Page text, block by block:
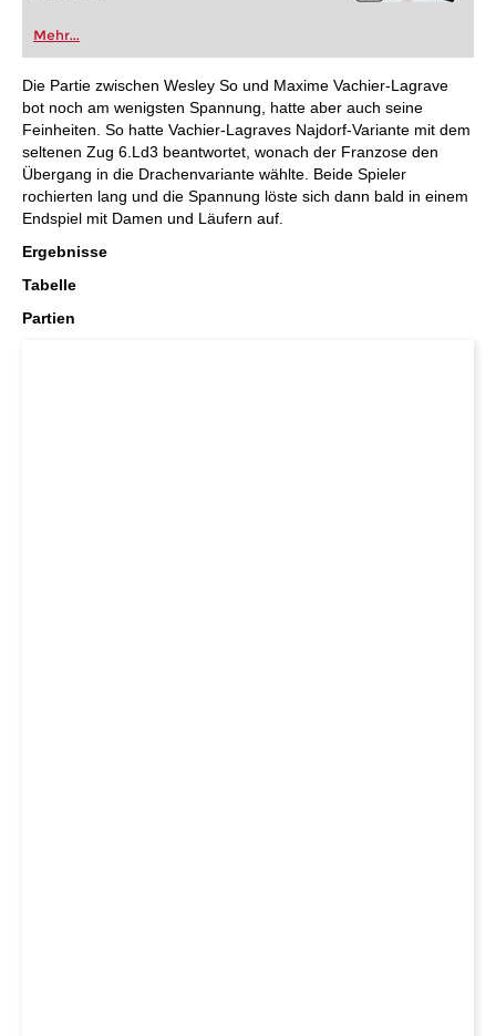
Mehr...
Die Partie zwischen Wesley So und Maxime Vachier-Lagrave
bot noch am wenigsten Spannung, hatte aber auch seine
Feinheiten. So hatte Vachier-Lagraves Najdorf-Variante mit dem
seltenen Zug 6.Ld3 beantwortet, wonach der Franzose den
Übergang in die Drachenvariante wählte. Beide Spieler
rochierten lang und die Spannung löste sich dann bald in einem
Endspiel mit Damen und Läufern auf.
Ergebnisse
Tabelle
Partien